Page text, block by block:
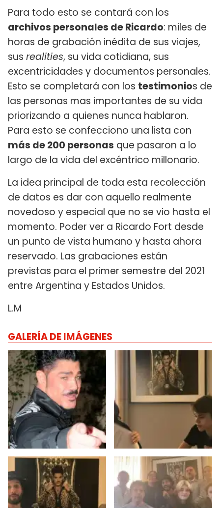
Para todo esto se contará con los
archivos personales de Ricardo: miles de
horas de grabación inédita de sus viajes,
sus realities, su vida cotidiana, sus
excentricidades y documentos personales.
Esto se completará con los testimonios de
las personas mas importantes de su vida
priorizando a quienes nunca hablaron.
Para esto se confecciono una lista con
más de 200 personas que pasaron a lo
largo de la vida del excéntrico millonario.
La idea principal de toda esta recolección
de datos es dar con aquello realmente
novedoso y especial que no se vio hasta el
momento. Poder ver a Ricardo Fort desde
un punto de vista humano y hasta ahora
reservado. Las grabaciones están
previstas para el primer semestre del 2021
entre Argentina y Estados Unidos.
L.M
GALERÍA DE IMÁGENES